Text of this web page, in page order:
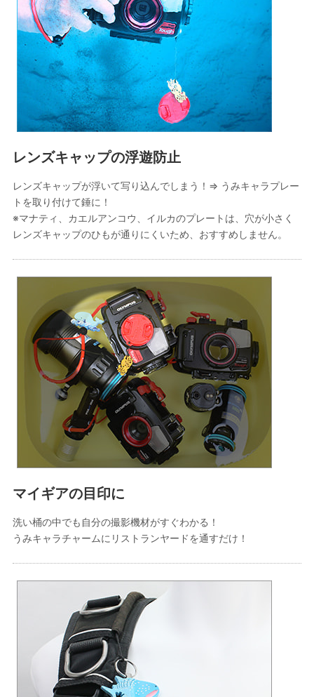
レンズキャップの浮遊防止
レンズキャップが浮いて写り込んでしまう！⇒ うみキャラプレー
トを取り付けて錘に！
※マナティ、カエルアンコウ、イルカのプレートは、穴が小さく
レンズキャップのひもが通りにくいため、おすすめしません。
マイギアの目印に
洗い桶の中でも自分の撮影機材がすぐわかる！
うみキャラチャームにリストランヤードを通すだけ！